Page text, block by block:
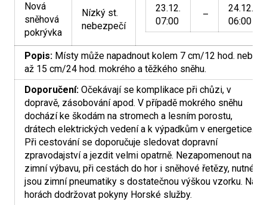
Nová
sněhová
pokrývka
Nízký st.
nebezpečí
23.12.
07:00
–
24.12.
06:00
Popis: Místy může napadnout kolem 7 cm/12 hod. nebo
až 15 cm/24 hod. mokrého a těžkého sněhu.
Doporučení: Očekávají se komplikace při chůzi, v
dopravě, zásobování apod. V případě mokrého sněhu
dochází ke škodám na stromech a lesním porostu,
drátech elektrických vedení a k výpadkům v energetice.
Při cestování se doporučuje sledovat dopravní
zpravodajství a jezdit velmi opatrně. Nezapomenout na
zimní výbavu, při cestách do hor i sněhové řetězy, nutné
jsou zimní pneumatiky s dostatečnou výškou vzorku. Na
horách dodržovat pokyny Horské služby.